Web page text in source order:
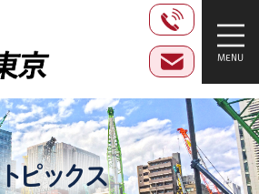
トピックス